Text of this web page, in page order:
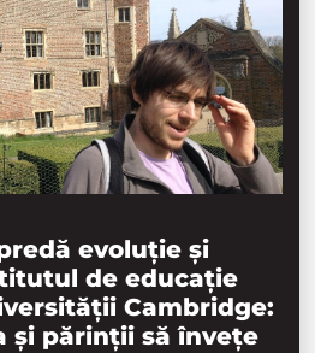
evoluție și
de educație
Cambridge:
și părinții să învețe